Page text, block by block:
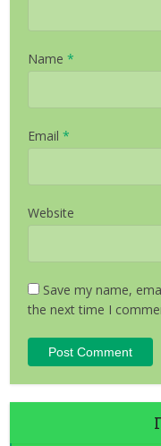
Name *
Email *
Website
Save my name,
the next time I